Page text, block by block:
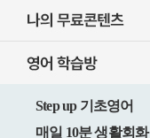
Step up 기초영어
매일 10분 생활회화